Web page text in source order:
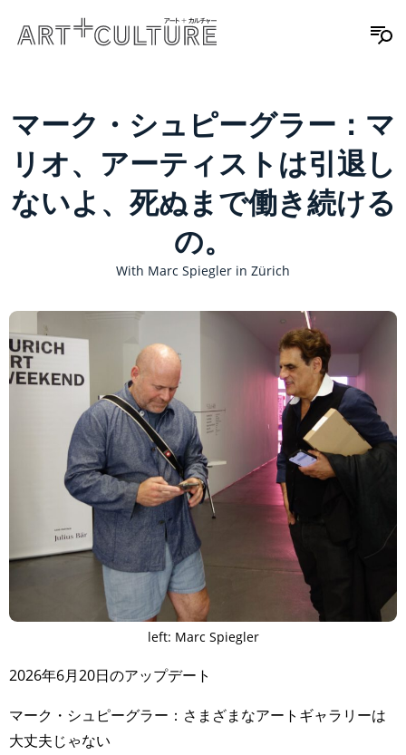
マーク・シュピーグラー：マ
リオ、アーティストは引退し
ないよ、死ぬまで働き続ける
の。
With Marc Spiegler in Zürich
left: Marc Spiegler
2026年6月20日のアップデート
マーク・シュピーグラー：さまざまなアートギャラリーは
大丈夫じゃない